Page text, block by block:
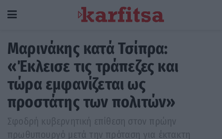
Μαρινάκης κατά Τσίπρα:
«Έκλεισε τις τράπεζες και
τώρα εμφανίζεται ως
προστάτης των πολιτών»
Σφοδρή κυβερνητική επίθεση στον πρώην
πρωθυπουργό μετά την πρόταση για έκτακτη